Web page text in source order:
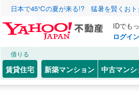
日本で45℃の夏が来る!? 猛暑を賢くおト
IDでも
ログイン
借りる
賃貸住宅 新築マンション 中古マンシ